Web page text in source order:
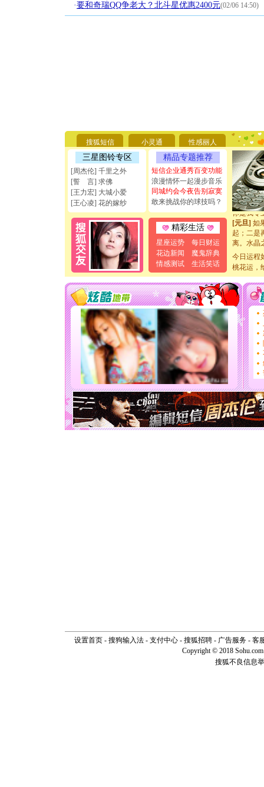
·要和奇瑞QQ争老大？北斗星优惠2400元(02/06 14:50)
搜狐短信 小灵通 性感丽人
三星图铃专区
[周杰伦] 千里之外
[誓 言] 求佛
[王力宏] 大城小爱
[王心凌] 花的嫁纱
精品专题推荐
短信企业通秀百变功能
浪漫情怀一起漫步音乐
同城约会今夜告别寂寞
敢来挑战你的球技吗？
精彩生活
星座运势
每日财运
花边新闻
魔鬼辞典
情感测试
生活笑话
要平安！
[圣诞节]
能正大光
天都要快
[圣诞节]
如意,快
[元旦]看
断电。爱
你是我专
[元旦] 如
起；二是
离。水晶
泣，这痛
卖了。水
颜！冬去
道一声
[春节] 传
片叶子
送你一
[圣诞节]
你太多
要平安
[圣诞节]
能正大
天都要快
[圣诞节]
如意,快
[元旦]看
断电。爱
今日运程
桃花运，
设置首页- 搜狗输入法- 支付中心- 搜狐招聘- 广告服务- 客
Copyright © 2018
搜狐不良信息